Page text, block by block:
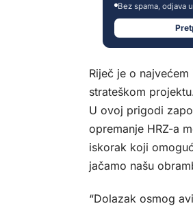
Bez spama, odjava
Riječ je o
strateškom
U ovoj prigodi
opremanje HRZ-a
iskorak koji
jačamo našu
“Dolazak osmog